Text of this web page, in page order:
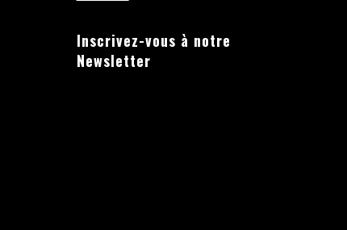
Inscrivez-vous à notre
Newsletter